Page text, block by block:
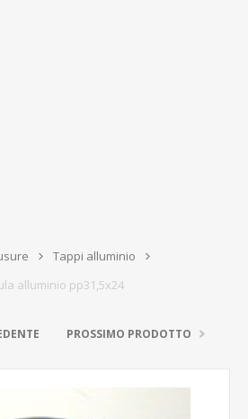
Tappi alluminio
alluminio pp31,5x24
PROSSIMO PRODOTTO